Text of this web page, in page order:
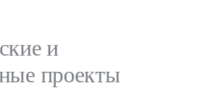
и
проекты